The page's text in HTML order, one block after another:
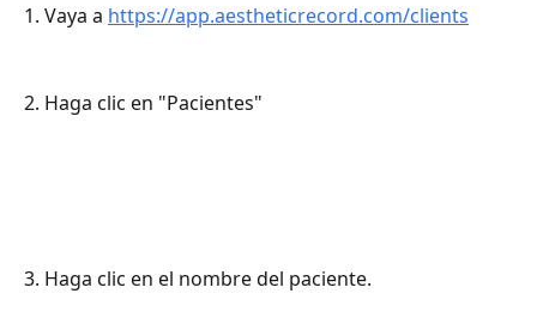
1. Vaya a https://app.aestheticrecord.com/clients
2. Haga clic en "Pacientes"
3. Haga clic en el nombre del paciente.